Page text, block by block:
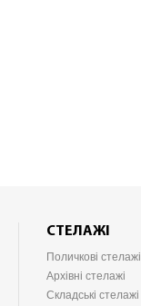
СТЕЛАЖІ
Поличкові стелажі
Архівні стелажі
Складські стелажі